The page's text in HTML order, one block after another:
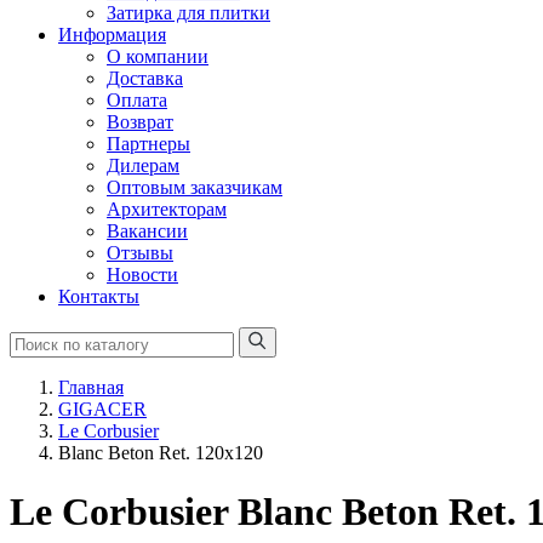
Затирка для плитки
Информация
О компании
Доставка
Оплата
Возврат
Партнеры
Дилерам
Оптовым заказчикам
Архитекторам
Вакансии
Отзывы
Новости
Контакты
Главная
GIGACER
Le Corbusier
Blanc Beton Ret. 120x120
Le Corbusier Blanc Beton Ret.